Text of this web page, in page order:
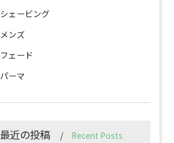
シェービング
メンズ
フェード
パーマ
最近の投稿 Recent Posts